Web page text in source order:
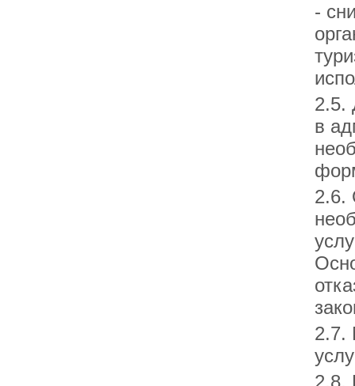
-
2.5.
в
2.6.
2.7.
2.8.